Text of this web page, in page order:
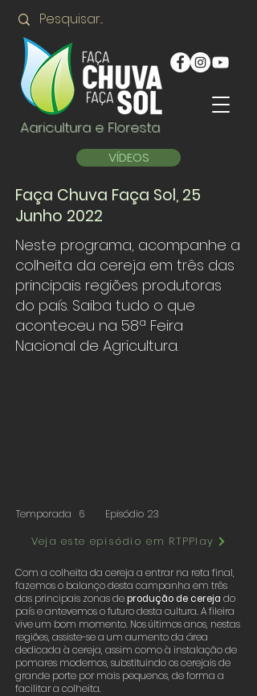
Agricultura e Floresta
VÍDEOS
Faça Chuva Faça Sol, 25
Junho 2022
Neste programa, acompanhe a
colheita da cereja em três das
principais regiões produtoras
do país. Saiba tudo o que
aconteceu na 58ª Feira
Nacional de Agricultura.
Temporada 6 Episódio 23
Veja este episódio em RTPPlay
Com a colheita da cereja a entrar na reta final,
fazemos o balanço desta campanha em três
das principais zonas deprodução de cereja do
país e antevemos o futuro desta cultura. A fileira
vive um bom momento. Nos últimos anos, nestas
regiões, assiste-se a um aumento da área
dedicada à cereja, assim como à instalação de
pomares modernos, substituindo os cerejais de
grande porte por mais pequenos, de forma a
facilitar a colheita.